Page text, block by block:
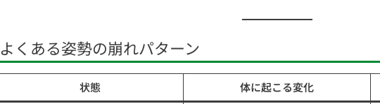
よくある姿勢の崩れパターン
状態
体に起こる変化